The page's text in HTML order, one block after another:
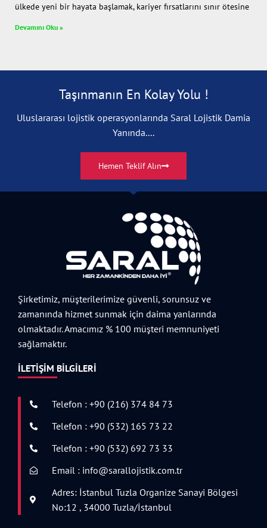
ülkede yeni bir hayata başlamak, kariyer fırsatlarını sınır ötesine
Devamını Oku »
Taşınmanın En Kolay Yolu !
Uluslararası lojistik operasyonlarında Saral Lojistik Damia
Yanında....
Hemen Teklif Alın
Şirketimiz, müşterilerimize güvenli, sorunsuz ve
zamanında hizmet sunmak için daima yanlarında
olmaktadır. Amacımız % 100 müşteri memnuniyeti
sağlamaktır.
İLETIŞIM BILGILERI
Telefon : +90 (216) 374 84 73
Telefon : +90 (532) 165 73 22
Telefon : +90 (532) 692 73 33
Email : info@sarallojistik.com.tr
Adres: İstanbul Tuzla Organize Sanayi Bölgesi
No:12 , 34000 Tuzla/İstanbul